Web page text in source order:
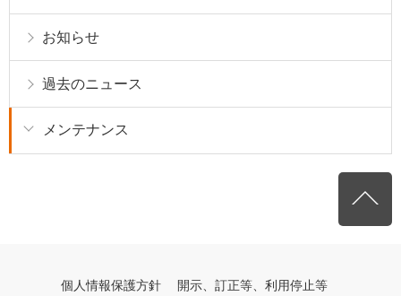
お知らせ
過去のニュース
メンテナンス
個人情報保護方針 開示、訂正等、利用停止等